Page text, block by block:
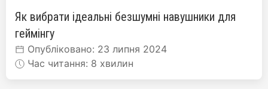
Як вибрати ідеальні безшумні навушники для
геймінгу
Опубліковано: 23 липня 2024
Час читання: 8 хвилин